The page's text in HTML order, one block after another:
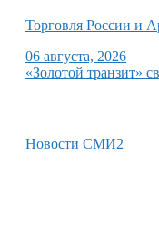
Торговля России и
06 августа, 2026
«Золотой транзит»
Новости СМИ2